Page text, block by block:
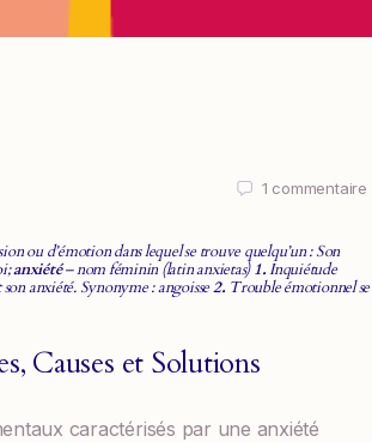
1 commentaire
ou d’émotion dans lequel se trouve quelqu’un : Son
anxiété– nom féminin (latin anxietas)1. Inquiétude
anxiété. Synonyme : angoisse2. Trouble émotionnel se
Causes et Solutions
caractérisés par une anxiété